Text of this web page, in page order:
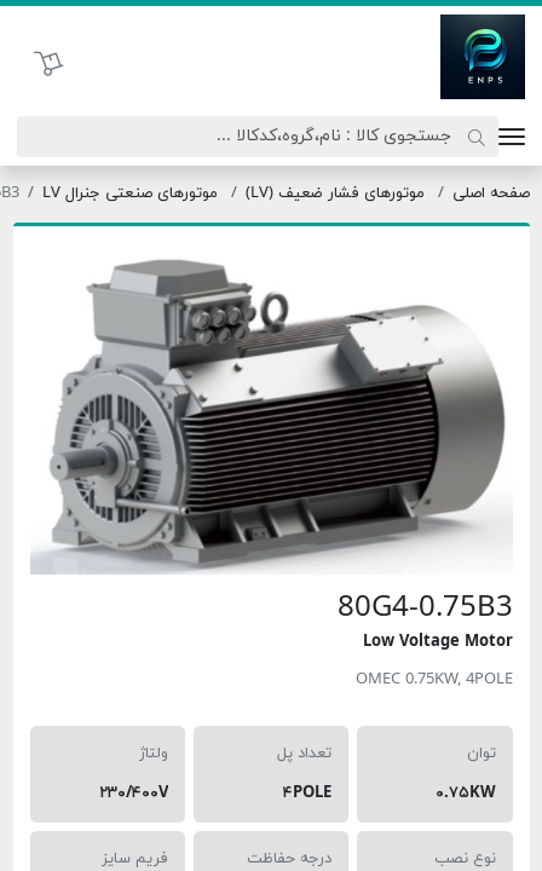
اتحاد نیروی پیشگام صنعت
موتورهای فشار ضعیف (LV) موتورهای صنعتی جنرال LV 80G4-0.75B3
80G4-
Low Voltage
OMEC 0.75KW,
۲۳۰/۴۰۰V
درجه حفاظت